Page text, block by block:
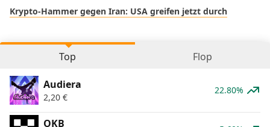
Krypto-Hammer gegen Iran: USA greifen jetzt durch
Top Flop
Audiera
2,20 €
22.80%
OKB